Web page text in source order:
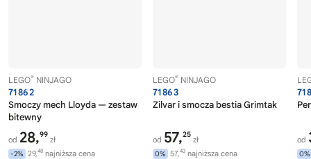
LEGO® NINJAGO
71862
Smoczy mech Lloyda — zestaw
bitewny
od 28,99
zł
-2% 29,48 najniższa cena
LEGO® NINJAGO
71863
Zilvar i smocza bestia Grimtak
od 57,25
zł
0% 57,43 najniższa cena
od
0%